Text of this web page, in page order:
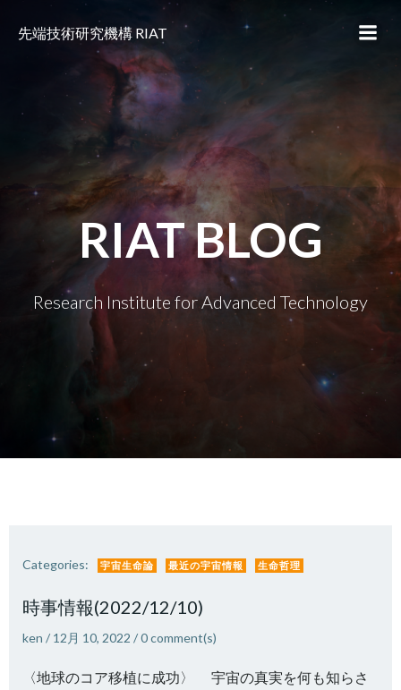
ン
ツ
へ
ス
キ
ッ
プ
先端技術研究機構 RIAT
RIAT BLOG
Research Institute for Advanced Technology
Categories: 宇宙生命論 最近の宇宙情報 生命哲理
時事情報(2022/12/10)
ken / 12月 10, 2022 /0comment(s)
〈地球のコア移植に成功〉 宇宙の真実を何も知らさ